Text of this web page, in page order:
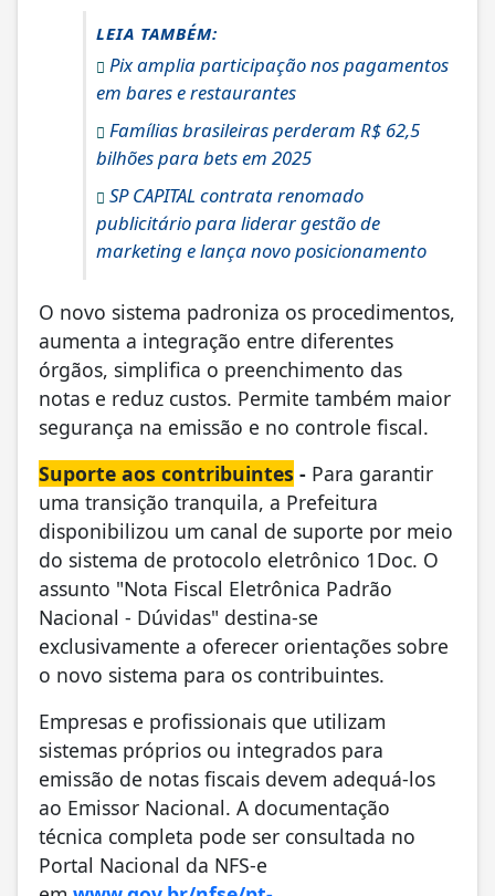
LEIA TAMBÉM:
Pix amplia participação nos pagamentos
em bares e restaurantes
Famílias brasileiras perderam R$ 62,5
bilhões para bets em 2025
SP CAPITAL contrata renomado
publicitário para liderar gestão de
marketing e lança novo posicionamento
O novo sistema padroniza os procedimentos,
aumenta a integração entre diferentes
órgãos, simplifica o preenchimento das
notas e reduz custos. Permite também maior
segurança na emissão e no controle fiscal.
Suporte aos contribuintes - Para garantir
uma transição tranquila, a Prefeitura
disponibilizou um canal de suporte por meio
do sistema de protocolo eletrônico 1Doc. O
assunto "Nota Fiscal Eletrônica Padrão
Nacional - Dúvidas" destina-se
exclusivamente a oferecer orientações sobre
o novo sistema para os contribuintes.
Empresas e profissionais que utilizam
sistemas próprios ou integrados para
emissão de notas fiscais devem adequá-los
ao Emissor Nacional. A documentação
técnica completa pode ser consultada no
Portal Nacional da NFS-e